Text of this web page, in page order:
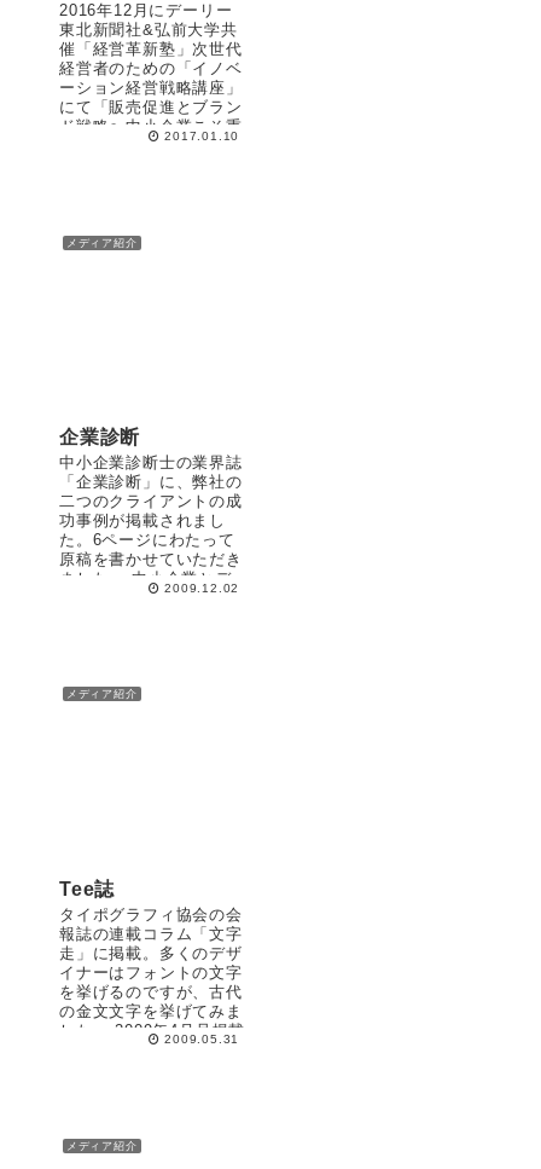
2016年12月にデーリー
東北新聞社&弘前大学共
催「経営革新塾」次世代
経営者のための「イノベ
ーション経営戦略講座」
にて「販売促進とブラン
ド戦略〜中小企業こそ重
要なブランド構築〜」と
2017.01.10
メディア紹介
企業診断
中小企業診断士の業界誌
「企業診断」に、弊社の
二つのクライアントの成
功事例が掲載されまし
た。6ページにわたって
原稿を書かせていただき
ました。 中小企業とデ
ザインの関係はもっと数
2009.12.02
メディア紹介
Tee誌
タイポグラフィ協会の会
報誌の連載コラム「文字
走」に掲載。多くのデザ
イナーはフォントの文字
を挙げるのですが、古代
の金文文字を挙げてみま
した。 2009年4月号掲載
2009.05.31
メディア紹介